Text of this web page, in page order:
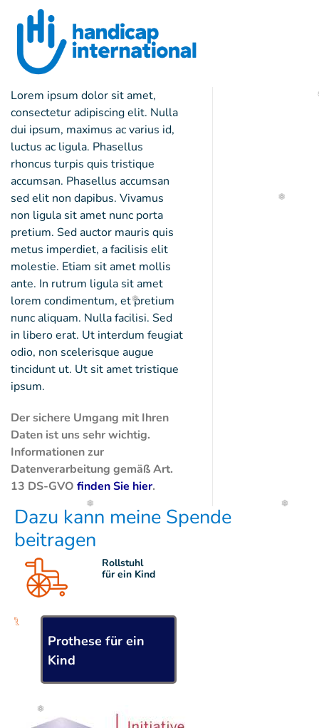
❅
❄
Lorem ipsum dolor sit amet,
consectetur adipiscing elit. Nulla
dui ipsum, maximus ac varius id,
luctus ac ligula. Phasellus
rhoncus turpis quis tristique
accumsan. Phasellus accumsan
sed elit non dapibus. Vivamus
non ligula sit amet nunc porta
pretium. Sed auctor mauris quis
metus imperdiet, a facilisis elit
molestie. Etiam sit amet mollis
ante. In rutrum ligula sit amet
lorem condimentum, et pretium
nunc aliquam. Nulla facilisi. Sed
in libero erat. Ut interdum feugiat
odio, non scelerisque augue
tincidunt ut. Ut sit amet tristique
ipsum.
Der sichere Umgang mit Ihren
Daten ist uns sehr wichtig.
Informationen zur
Datenverarbeitung gemäß Art.
13 DS-GVO finden Sie hier.
Dazu kann meine Spende
beitragen
Rollstuhl
für ein Kind
Prothese für ein
Kind